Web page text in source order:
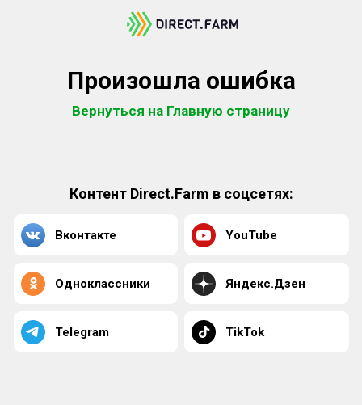
Произошла ошибка
Вернуться на Главную страницу
Контент Direct.Farm в соцсетях:
Вконтакте YouTube
Одноклассники Яндекс.Дзен
Telegram TikTok